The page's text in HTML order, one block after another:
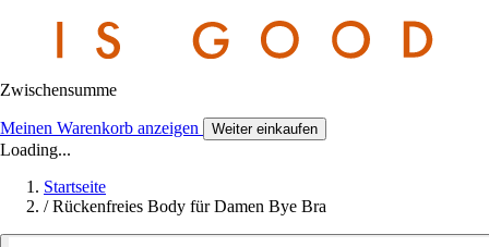
Zwischensumme
Meinen Warenkorb anzeigen Weiter einkaufen
Loading...
Startseite
/ Rückenfreies Body für Damen Bye Bra